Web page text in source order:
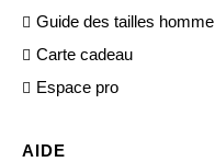
Guide des tailles homme
Carte cadeau
Espace pro
AIDE